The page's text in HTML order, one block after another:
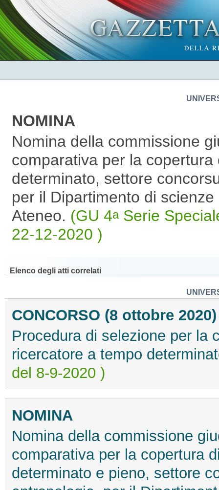
NOMINA
Nomina della commissione
comparativa per la
determinato, settore
per il Dipartimento di
Ateneo. (GU 4aSerie
22-12-2020 )
Elenco degli atti correlati
CONCORSO (8 ottobre 2020)
Procedura di selezione per la
ricercatore a tempo
del 8-9-2020 )
NOMINA
Nomina della commissione
comparativa per la copertura
determinato e pieno, settore